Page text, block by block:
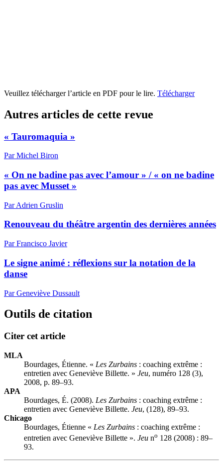
Veuillez télécharger l’article en PDF pour le lire. Télécharger
Autres articles de cette revue
« Tauromaquia »
Par Michel Biron
« On ne badine pas avec l’amour » / « on ne badine
pas avec Musset »
Par Adrien Gruslin
Renouveau du théâtre argentin des dernières années
Par Francisco Javier
Le signe animé : réflexions sur la notation de la
danse
Par Geneviève Dussault
Outils de citation
Citer cet article
MLA
Bourdages, Étienne. « Les Zurbains : coaching extrême :
entretien avec Geneviève Billette. » Jeu, numéro 128 (3),
2008, p. 89–93.
APA
Bourdages, É. (2008). Les Zurbains : coaching extrême :
entretien avec Geneviève Billette. Jeu, (128), 89–93.
Chicago
Bourdages, Étienne « Les Zurbains : coaching extrême :
entretien avec Geneviève Billette ». Jeu no 128 (2008) : 89–
93.